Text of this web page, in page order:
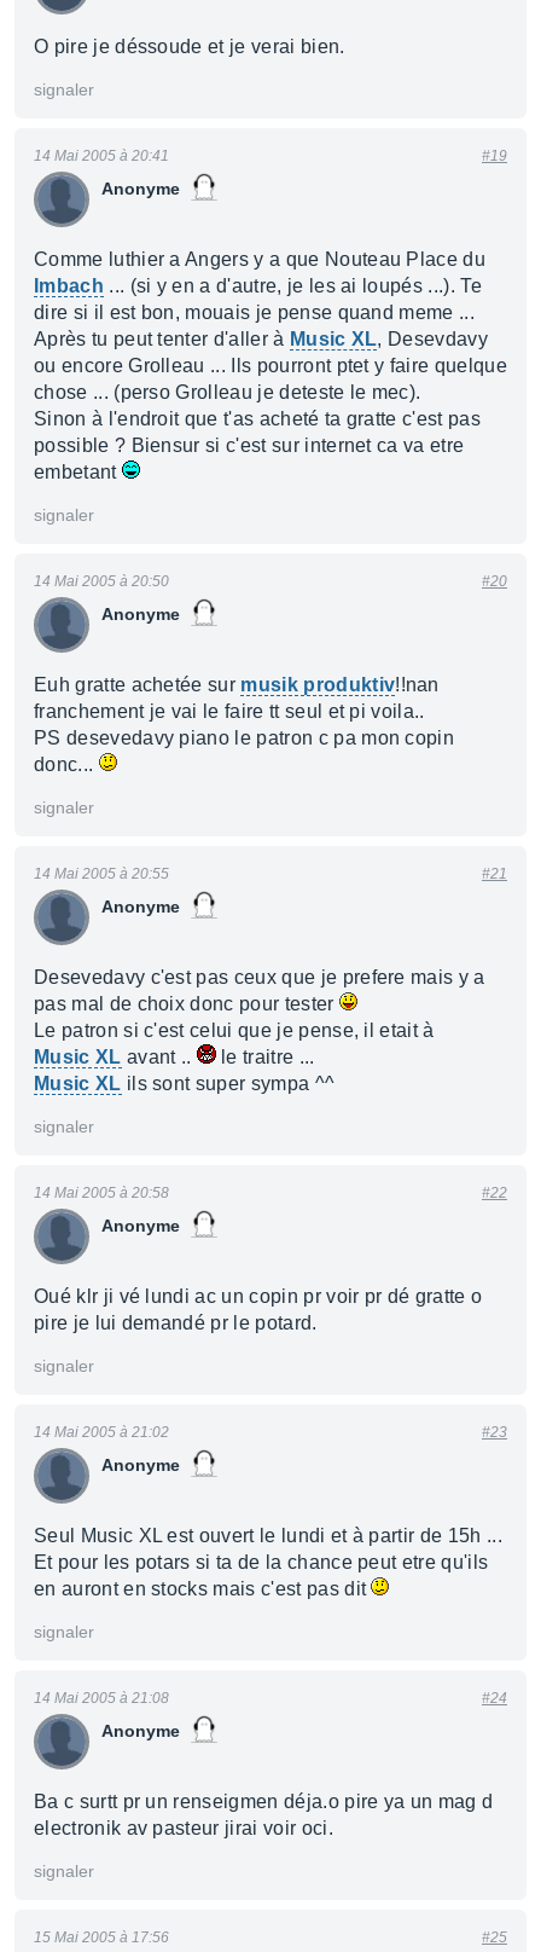
O pire je déssoude et je verai bien.
signaler
Anonyme
14 Mai 2005 à 20:41 #19
Comme luthier a Angers y a que Nouteau Place du
Imbach ... (si y en a d'autre, je les ai loupés ...). Te
dire si il est bon, mouais je pense quand meme ...
Après tu peut tenter d'aller à Music XL, Desevdavy
ou encore Grolleau ... Ils pourront ptet y faire quelque
chose ... (perso Grolleau je deteste le mec).
Sinon à l'endroit que t'as acheté ta gratte c'est pas
possible ? Biensur si c'est sur internet ca va etre
embetant
signaler
Anonyme
14 Mai 2005 à 20:50 #20
Euh gratte achetée sur musik produktiv!!nan
franchement je vai le faire tt seul et pi voila..
PS desevedavy piano le patron c pa mon copin
donc...
signaler
Anonyme
14 Mai 2005 à 20:55 #21
Desevedavy c'est pas ceux que je prefere mais y a
pas mal de choix donc pour tester
Le patron si c'est celui que je pense, il etait à
Music XL avant ..
le traitre ...
Music XL ils sont super sympa ^^
signaler
Anonyme
14 Mai 2005 à 20:58 #22
Oué klr ji vé lundi ac un copin pr voir pr dé gratte o
pire je lui demandé pr le potard.
signaler
Anonyme
14 Mai 2005 à 21:02 #23
Seul Music XL est ouvert le lundi et à partir de 15h ...
Et pour les potars si ta de la chance peut etre qu'ils
en auront en stocks mais c'est pas dit
signaler
Anonyme
14 Mai 2005 à 21:08 #24
Ba c surtt pr un renseigmen déja.o pire ya un mag d
electronik av pasteur jirai voir oci.
signaler
15 Mai 2005 à 17:56 #25